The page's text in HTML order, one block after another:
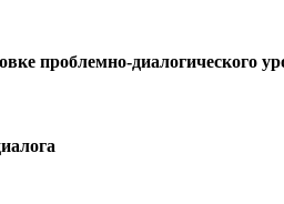
проблемно-диалогического